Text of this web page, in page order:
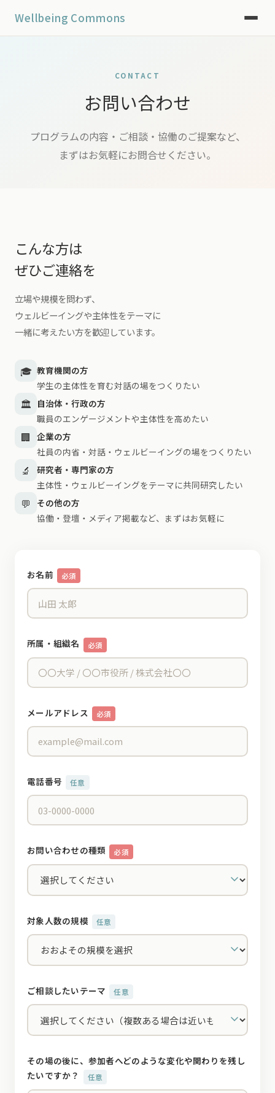
Wellbeing Commons
CONTACT
お問い合わせ
プログラムの内容・ご相談・協働のご提案など、
まずはお気軽にお問合せください。
こんな方は
ぜひご連絡を
立場や規模を問わず、
ウェルビーイングや主体性をテーマに
一緒に考えたい方を歓迎しています。
🎓 教育機関の方
学生の主体性を育む対話の場をつくりたい
🏛️ 自治体・行政の方
職員のエンゲージメントや主体性を高めたい
🏢 企業の方
社員の内省・対話・ウェルビーイングの場をつくりたい
🔬
研究者・専門家の方
主体性・ウェルビーイングをテーマに共同研究したい
💬
その他の方
協働・登壇・メディア掲載など、まずはお気軽に
お名前 必須
所属・組織名 必須
メールアドレス 必須
電話番号 任意
お問い合わせの種類 必須
対象人数の規模 任意
ご相談したいテーマ 任意
その場の後に、参加者へどのような変化や関わりを残し
たいですか？
任意